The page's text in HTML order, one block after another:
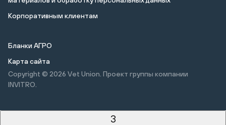
Корпоративным клиентам
Бланки АГРО
Карта сайта
Copyright © 2026 Vet Union. Проект группы компании
INVITRO.
3